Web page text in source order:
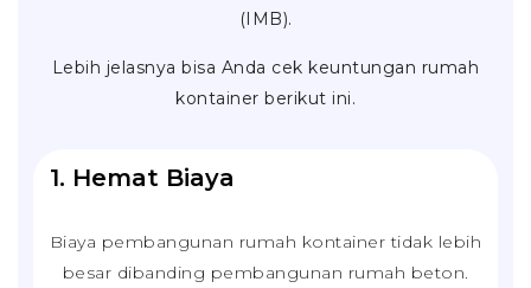
(IMB).
Lebih jelasnya bisa Anda cek keuntungan rumah
kontainer berikut ini.
1. Hemat Biaya
Biaya pembangunan rumah kontainer tidak lebih
besar dibanding pembangunan rumah beton.